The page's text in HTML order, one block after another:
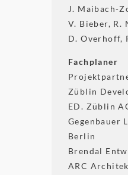
J. Maibach-
V. Bieber, R.
D. Overhoff,
Fachplaner
Züblin
ED. Züblin
Gegenbauer
Berlin
Brendal
ARC